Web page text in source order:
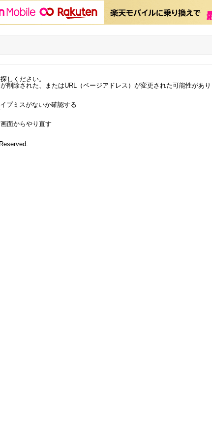
しください。
削除された、またはURL（ページアドレス）が変更された可能性があり
プミスがないか確認する
面からやり直す